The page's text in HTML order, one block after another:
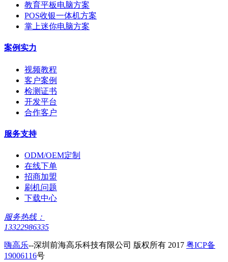
教育平板电脑方案
POS收银一体机方案
掌上迷你电脑方案
案例实力
视频教程
客户案例
检测证书
开发平台
合作客户
服务支持
ODM/OEM定制
在线下单
招商加盟
刷机问题
下载中心
服务热线：
13322986335
嗨高乐--深圳前海高乐科技有限公司 版权所有 2017 粤ICP备
19006116号